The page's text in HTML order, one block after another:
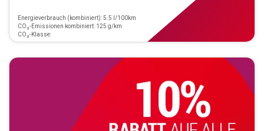
Energieverbrauch (kombiniert): 5.5 l/100km
CO₂-Emissionen kombiniert: 125 g/km
CO₂-Klasse: